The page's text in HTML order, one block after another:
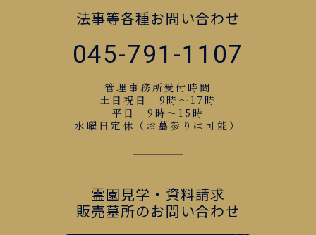
法事等各種お問い合わせ
045-791-1107
管理事務所受付時間
土日祝日 9時～17時
平日 9時～15時
水曜日定休（お墓参りは可能）
霊園見学・資料請求
販売墓所のお問い合わせ